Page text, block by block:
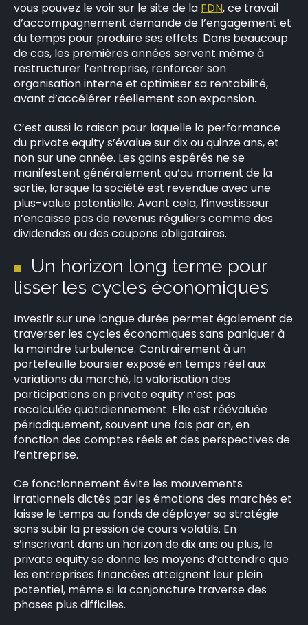
vous pouvez le voir sur le site de la FDN, ce travail
d’accompagnement demande de l’engagement et
du temps pour produire ses effets. Dans beaucoup
de cas, les premières années servent même à
restructurer l’entreprise, renforcer son
organisation interne et optimiser sa rentabilité,
avant d’accélérer réellement son expansion.
C’est aussi la raison pour laquelle la performance
du private equity s’évalue sur dix ou quinze ans, et
non sur une année. Les gains espérés ne se
manifestent généralement qu’au moment de la
sortie, lorsque la société est revendue avec une
plus-value potentielle. Avant cela, l’investisseur
n’encaisse pas de revenus réguliers comme des
dividendes ou des coupons obligataires.
Un horizon long terme pour
lisser les cycles économiques
Investir sur une longue durée permet également de
traverser les cycles économiques sans paniquer à
la moindre turbulence. Contrairement à un
portefeuille boursier exposé en temps réel aux
variations du marché, la valorisation des
participations en private equity n’est pas
recalculée quotidiennement. Elle est réévaluée
périodiquement, souvent une fois par an, en
fonction des comptes réels et des perspectives de
l’entreprise.
Ce fonctionnement évite les mouvements
irrationnels dictés par les émotions des marchés et
laisse le temps au fonds de déployer sa stratégie
sans subir la pression de cours volatils. En
s’inscrivant dans un horizon de dix ans ou plus, le
private equity se donne les moyens d’attendre que
les entreprises financées atteignent leur plein
potentiel, même si la conjoncture traverse des
phases plus difficiles.